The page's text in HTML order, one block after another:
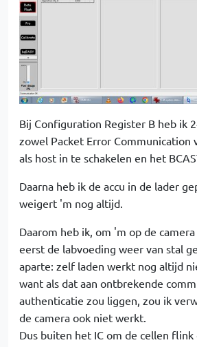
Bij Configuration Register B heb ik
zowel Packet Error Communication
als host in te schakelen en het
Daarna heb ik de accu in de lader
weigert 'm nog altijd.
Daarom heb ik, om 'm op de
eerst de labvoeding weer van stal
aparte: zelf laden werkt nog altijd
want als dat aan ontbrekende
authenticatie zou liggen, zou ik
de camera ook niet werkt.
Dus buiten het IC om de cellen flink